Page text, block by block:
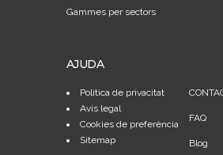
Gammes per sectors
AJUDA
Política de privacitat
Avís legal
Cookies de preferència
Sitemap
FAQ
Blog